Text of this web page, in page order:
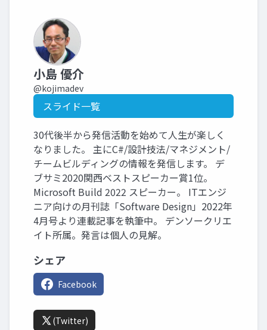
小島 優介
@kojimadev
スライド一覧
30代後半から発信活動を始めて人生が楽しく
なりました。 主にC#/設計技法/マネジメント/
チームビルディングの情報を発信します。 デ
ブサミ2020関西ベストスピーカー賞1位。
Microsoft Build 2022 スピーカー。 ITエンジ
ニア向けの月刊誌「Software Design」2022年
4月号より連載記事を執筆中。 デンソークリエ
イト所属。発言は個人の見解。
シェア
Facebook
(Twitter)